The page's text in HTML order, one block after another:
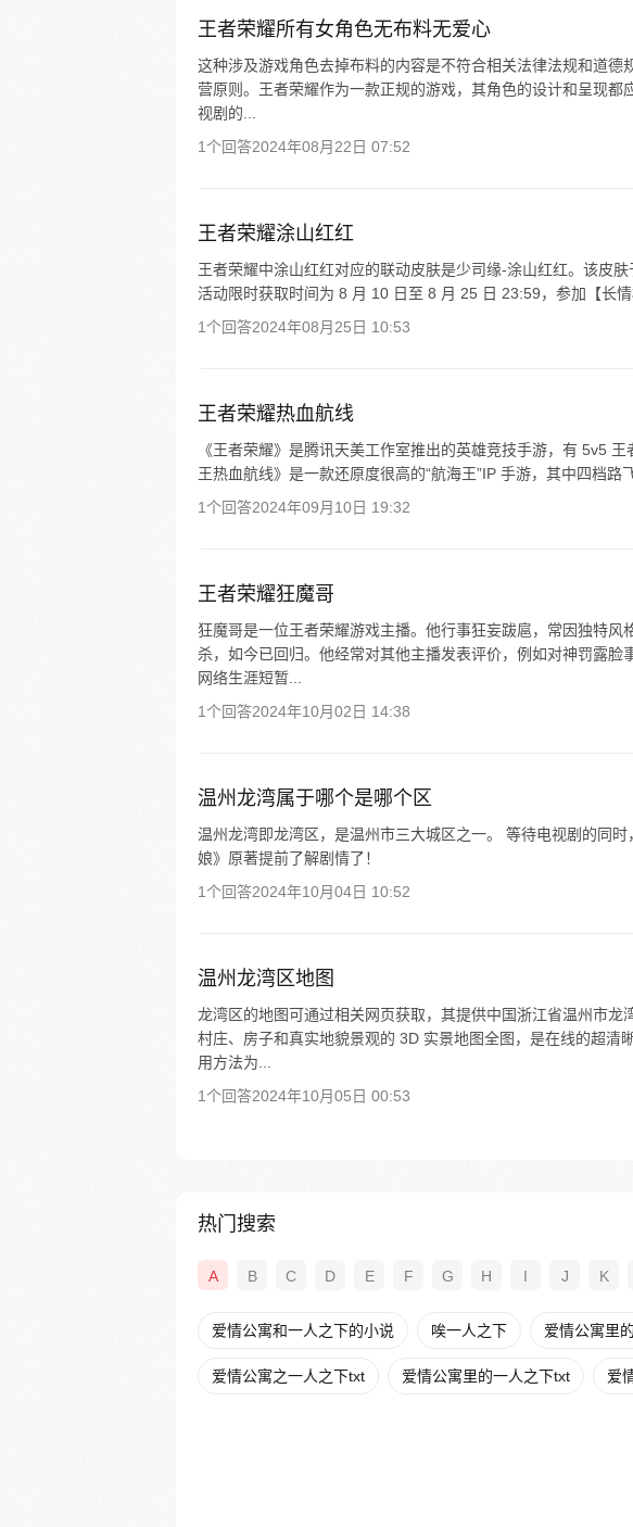
王者荣耀所有女角色无布料无爱心
这种涉及游戏角色去掉布料的内容是不符合相关法律法规和道德
营原则。王者荣耀作为一款正规的游戏，其角色的设计和呈现
视剧的...
1个回答2024年08月22日 07:52
王者荣耀涂山红红
王者荣耀中涂山红红对应的联动皮肤是少司缘-涂山红红。该皮
活动限时获取时间为 8 月 10 日至 8 月 25 日 23:59，参加【长情
1个回答2024年08月25日 10:53
王者荣耀热血航线
《王者荣耀》是腾讯天美工作室推出的英雄竞技手游，有 5v5
王热血航线》是一款还原度很高的“航海王”IP 手游，其中四档路
1个回答2024年09月10日 19:32
王者荣耀狂魔哥
狂魔哥是一位王者荣耀游戏主播。他行事狂妄跋扈，常因独特
杀，如今已回归。他经常对其他主播发表评价，例如对神罚露脸
网络生涯短暂...
1个回答2024年10月02日 14:38
温州龙湾属于哪个是哪个区
温州龙湾即龙湾区，是温州市三大城区之一。 等待电视剧的同
娘》原著提前了解剧情了！
1个回答2024年10月04日 10:52
温州龙湾区地图
龙湾区的地图可通过相关网页获取，其提供中国浙江省温州市龙
村庄、房子和真实地貌景观的 3D 实景地图全图，是在线的超清
用方法为...
1个回答2024年10月05日 00:53
热门搜索
A B C D E F G H I J K
爱情公寓和一人之下的小说 唉一人之下 爱情公寓里
爱情公寓之一人之下txt 爱情公寓里的一人之下txt 爱